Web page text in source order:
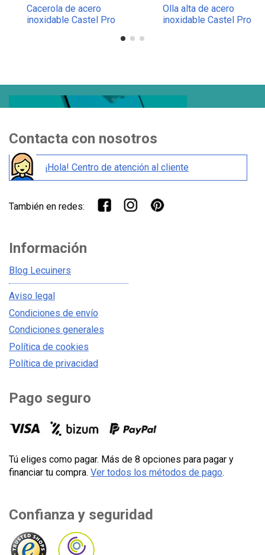
Cacerola de acero
inoxidable Castel Pro
Olla alta de acero
inoxidable Castel Pro
Contacta con nosotros
¡Hola! Centro de atención al cliente
También en redes:
Información
Blog Lecuiners
Aviso legal
Condiciones de envío
Condiciones generales
Política de cookies
Política de privacidad
Pago seguro
Tú eliges como pagar. Más de 8 opciones para pagar y
financiar tu compra. Ver todos los métodos de pago.
Confianza y seguridad